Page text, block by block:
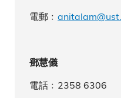
電郵﹕
鄧慧儀
電話﹕2358 6306